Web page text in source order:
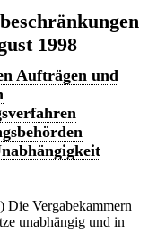
1998
Aufträgen und
Die Vergabekammern
unabhängig und in